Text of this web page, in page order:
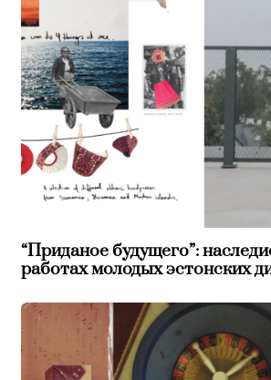
“Приданое будущего”:
работах молодых эстонских